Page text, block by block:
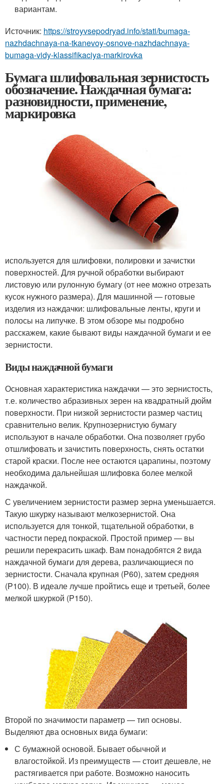
вариантам.
Источник: https://stroyvsepodryad.info/stati/bumaga-
nazhdachnaya-na-tkanevoy-osnove-nazhdachnaya-
bumaga-vidy-klassifikaciya-markirovka
Бумага шлифовальная зернистость
обозначение. Наждачная бумага:
разновидности, применение,
маркировка
используется для шлифовки, полировки и зачистки
поверхностей. Для ручной обработки выбирают
листовую или рулонную бумагу (от нее можно отрезать
кусок нужного размера). Для машинной — готовые
изделия из наждачки: шлифовальные ленты, круги и
полосы на липучке. В этом обзоре мы подробно
расскажем, какие бывают виды наждачной бумаги и ее
зернистости.
Виды наждачной бумаги
Основная характеристика наждачки — это зернистость,
т.е. количество абразивных зерен на квадратный дюйм
поверхности. При низкой зернистости размер частиц
сравнительно велик. Крупнозернистую бумагу
используют в начале обработки. Она позволяет грубо
отшлифовать и зачистить поверхность, снять остатки
старой краски. После нее остаются царапины, поэтому
необходима дальнейшая шлифовка более мелкой
наждачкой.
С увеличением зернистости размер зерна уменьшается.
Такую шкурку называют мелкозернистой. Она
используется для тонкой, тщательной обработки, в
частности перед покраской. Простой пример — вы
решили перекрасить шкаф. Вам понадобятся 2 вида
наждачной бумаги для дерева, различающиеся по
зернистости. Сначала крупная (P60), затем средняя
(P100). В идеале лучше пройтись еще и третьей, более
мелкой шкуркой (P150).
Второй по значимости параметр — тип основы.
Выделяют два основных вида бумаги:
С бумажной основой. Бывает обычной и
влагостойкой. Из преимуществ — стоит дешевле, не
растягивается при работе. Возможно наносить